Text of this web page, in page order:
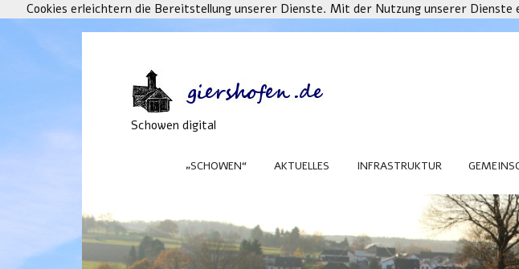
Schowen digital
„SCHOWEN“ AKTUELLES INFRASTRUKTUR
Cookies erleichtern die Bereitstellung unserer Dienste. Mit der Nutzung unserer Dienste